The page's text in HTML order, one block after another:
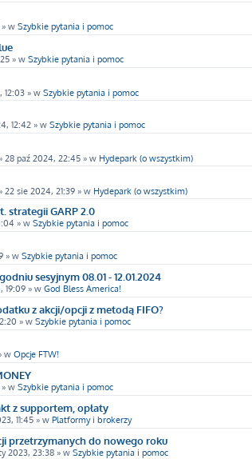
» w Szybkie pytania i pomoc
» w Szybkie pytania i pomoc
12:03 » w Szybkie pytania i pomoc
12:42 » w Szybkie pytania i pomoc
28 paź 2024, 22:45 » w Hydepark (o wszystkim)
22 sie 2024, 21:39 » w Hydepark (o wszystkim)
strategii GARP 2.0
» w Szybkie pytania i pomoc
» w Szybkie pytania i pomoc
sesyjnym 08.01 - 12.01.2024
19:09 » w God Bless America!
z akcji/opcji z metodą FIFO?
» w Szybkie pytania i pomoc
w Opcje FTW!
» w Szybkie pytania i pomoc
z supportem, opłaty
11:45 » w Platformy i brokerzy
przetrzymanych do nowego roku
2023, 23:38 » w Szybkie pytania i pomoc